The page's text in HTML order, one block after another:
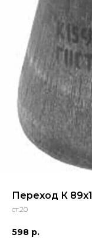
Переход К
ст.20
598 р.